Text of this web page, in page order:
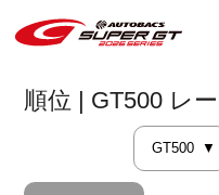
順位 | GT500 レ
GT500